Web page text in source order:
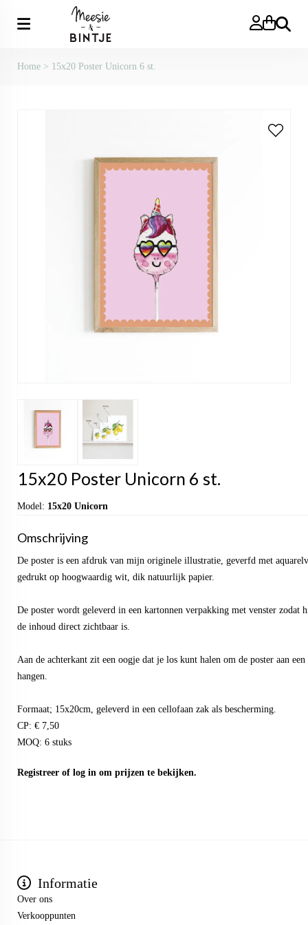
Zoeken
Home > 15x20 Poster Unicorn 6 st.
15x20 Poster Unicorn 6 st.
Model: 15x20 Unicorn
Omschrijving
De poster is een afdruk van mijn originele illustratie, geverfd met
gedrukt op hoogwaardig wit, dik natuurlijk papier.
De poster wordt geleverd in een kartonnen verpakking met venster
de inhoud direct zichtbaar is.
Aan de achterkant zit een oogje dat je los kunt halen om de poster aan
hangen.
Formaat; 15x20cm, geleverd in een cellofaan zak als bescherming.
CP: € 7,50
MOQ: 6 stuks
Registreer of log in om prijzen te bekijken.
Informatie
Over ons
Verkooppunten